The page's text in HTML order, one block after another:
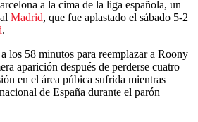
a la cima de la liga española, un
Madrid, que fue aplastado el sábado 5-2
.
los 58 minutos para reemplazar a Roony
aparición después de perderse cuatro
en el área púbica sufrida mientras
de España durante el parón